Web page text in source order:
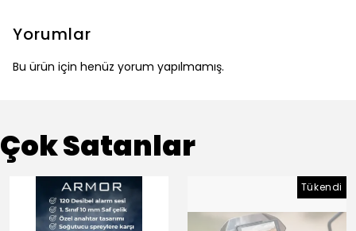
Yorumlar
Bu ürün için henüz yorum yapılmamış.
Çok Satanlar
Tükendi